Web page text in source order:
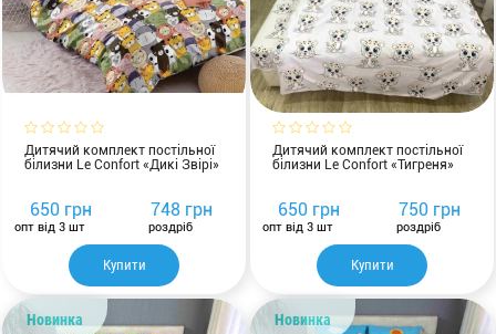
Дитячий комплект постільної
білизни Le Confort «Дикі Звірі»
Купити
650 грн
опт від 3 шт
748 грн
роздріб
Дитячий комплект постільної
білизни Le Confort «Тигреня»
Купити
650 грн
опт від 3 шт
750 грн
роздріб
Новинка Новинка